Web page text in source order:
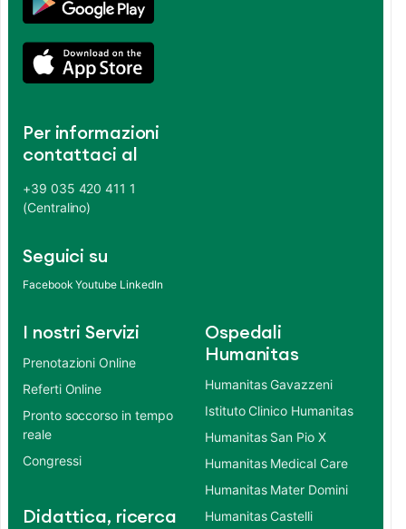
Per informazioni
contattaci al
+39 035 420 411 1
(Centralino)
Seguici su
Facebook Youtube LinkedIn
I nostri Servizi
Prenotazioni Online
Referti Online
Pronto soccorso in tempo
reale
Congressi
Didattica, ricerca
Ospedali
Humanitas
Humanitas Gavazzeni
Istituto Clinico Humanitas
Humanitas San Pio X
Humanitas Medical Care
Humanitas Mater Domini
Humanitas Castelli